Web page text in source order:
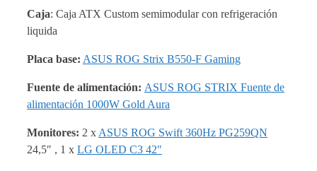
Caja: Caja ATX Custom semimodular con refrigeración
liquida
Placa base: ASUS ROG Strix B550-F Gaming
Fuente de alimentación: ASUS ROG STRIX Fuente de
alimentación 1000W Gold Aura
Monitores: 2 x ASUS ROG Swift 360Hz PG259QN
24,5″ , 1 x LG OLED C3 42″